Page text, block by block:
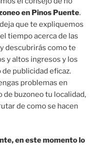
en Pinos Puente.
que te expliquemos
tiempo acerca de las
descubrirás como te
y altos ingresos y los
publicidad eficaz.
problemas en
buzoneo tu localidad,
de como se hacen
en este momento lo